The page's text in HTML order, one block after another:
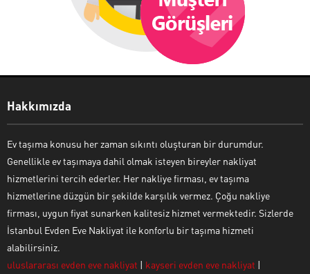
Hakkımızda
Ev taşıma konusu her zaman sıkıntı oluşturan bir durumdur.
Genellikle ev taşımaya dahil olmak isteyen bireyler nakliyat
hizmetlerini tercih ederler. Her nakliye firması, ev taşıma
hizmetlerine düzgün bir şekilde karşılık vermez. Çoğu nakliye
firması, uygun fiyat sunarken kalitesiz hizmet vermektedir. Sizlerde
İstanbul Evden Eve Nakliyat ile konforlu bir taşıma hizmeti
alabilirsiniz.
uluslararası evden eve nakliyat | kayseri evden eve nakliyat |